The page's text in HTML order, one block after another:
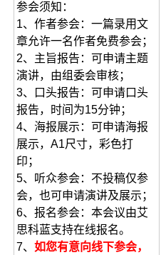
参会须知：
1、作者参会：一篇录用文
章允许一名作者免费参会；
2、主旨报告：可申请主题
演讲，由组委会审核；
3、口头报告：可申请口头
报告，时间为15分钟；
4、海报展示：可申请海报
展示，A1尺寸，彩色打
印；
5、听众参会：不投稿仅参
会，也可申请演讲及展示；
6、报名参会：本会议由艾
思科蓝支持在线报名。
7、如您有意向线下参会，